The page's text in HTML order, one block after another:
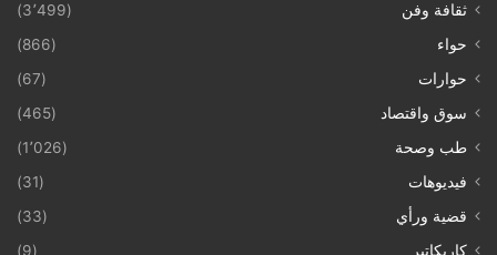
ثقافة وفن
(3٬499)
حواء
(866)
حوارات
(67)
سوق واقتصاد
(465)
طب وصحة
(1٬026)
فيديوهات
(31)
قضية ورأي
(33)
كاريكاتير
(9)